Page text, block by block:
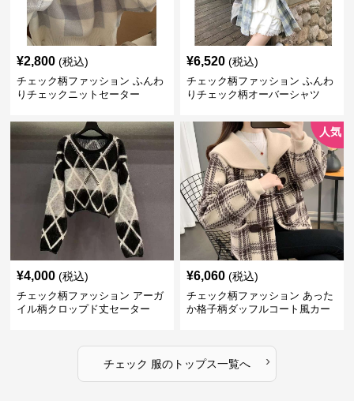
¥2,800 (税込)
チェック柄ファッション ふんわ
りチェックニットセーター
¥6,520 (税込)
チェック柄ファッション ふんわ
りチェック柄オーバーシャツ
¥4,000 (税込)
チェック柄ファッション アーガ
イル柄クロップド丈セーター
人気
¥6,060 (税込)
チェック柄ファッション あった
か格子柄ダッフルコート風カー
チェック 服のトップス一覧へ ›